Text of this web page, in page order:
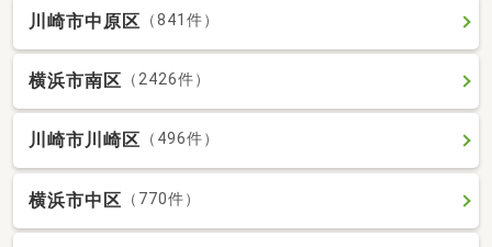
川崎市中原区 （841件）
横浜市南区 （2426件）
川崎市川崎区 （496件）
横浜市中区 （770件）